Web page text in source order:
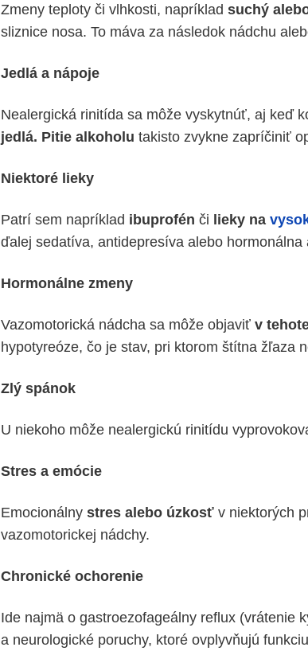
Zmeny teploty či vlhkosti, napríklad suchý
sliznice nosa. To máva za následok nádchu
Jedlá a nápoje
Nealergická rinitída sa môže vyskytnúť, aj keď
jedlá. Pitie alkoholu takisto zvykne zapríčiniť
Niektoré lieky
Patrí sem napríklad ibuprofén či lieky na
ďalej sedatíva, antidepresíva alebo hormonálna
Hormonálne zmeny
Vazomotorická nádcha sa môže objaviť v
hypotyreóze, čo je stav, pri ktorom štítna žľaza
Zlý spánok
U niekoho môže nealergickú rinitídu
Stres a emócie
Emocionálny stres alebo úzkosť v niektorých
vazomotorickej nádchy.
Chronické ochorenie
Ide najmä o gastroezofageálny reflux (vrátenie
a neurologické poruchy, ktoré ovplyvňujú